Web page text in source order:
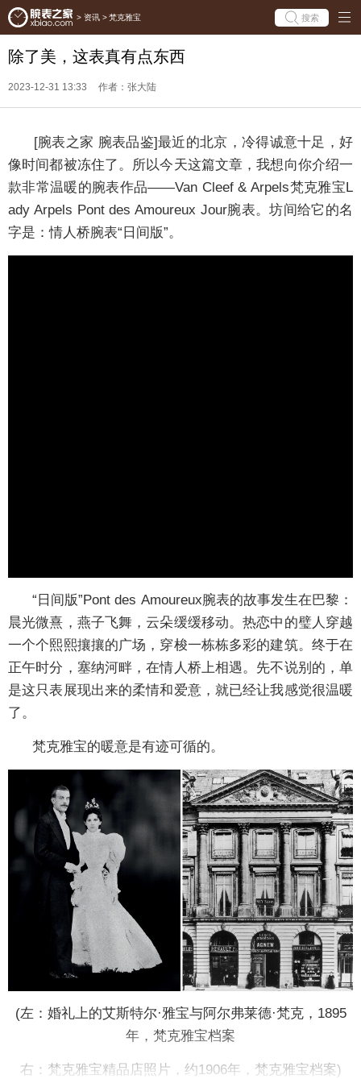
> 资讯 > 梵克雅宝 搜索
除了美，这表真有点东西
2023-12-31 13:33 作者：张大陆
[腕表之家 腕表品鉴]最近的北京，冷得诚意十足，好
像时间都被冻住了。所以今天这篇文章，我想向你介绍一
款非常温暖的腕表作品——Van Cleef & Arpels梵克雅宝L
ady Arpels Pont des Amoureux Jour腕表。坊间给它的名
字是：情人桥腕表“日间版”。
“日间版”Pont des Amoureux腕表的故事发生在巴黎：
晨光微熹，燕子飞舞，云朵缓缓移动。热恋中的璧人穿越
一个个熙熙攘攘的广场，穿梭一栋栋多彩的建筑。终于在
正午时分，塞纳河畔，在情人桥上相遇。先不说别的，单
是这只表展现出来的柔情和爱意，就已经让我感觉很温暖
了。
梵克雅宝的暖意是有迹可循的。
(左：婚礼上的艾斯特尔·雅宝与阿尔弗莱德·梵克，1895
年，梵克雅宝档案
右：梵克雅宝精品店照片，约1906年，梵克雅宝档案)